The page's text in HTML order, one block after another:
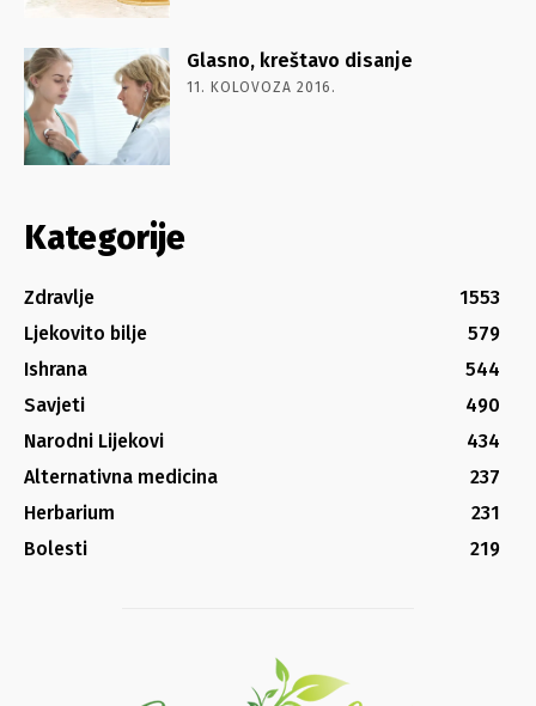
Glasno, kreštavo disanje
11. KOLOVOZA 2016.
Kategorije
Zdravlje
1553
Ljekovito bilje
579
Ishrana
544
Savjeti
490
Narodni Lijekovi
434
Alternativna medicina
237
Herbarium
231
Bolesti
219